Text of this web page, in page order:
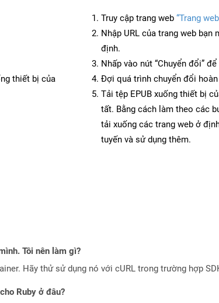
thiết bị của
Truy cập trang web “Trang
Nhập URL của trang web
định.
Nhấp vào nút “Chuyển đổi”
Đợi quá trình chuyển đổi
Tải tệp EPUB xuống thiết bị
tất. Bằng cách làm theo các
tải xuống các trang web ở
tuyến và sử dụng thêm.
Tôi nên làm gì?
Hãy thử sử dụng nó với cURL trong trường hợp
Ruby ở đâu?